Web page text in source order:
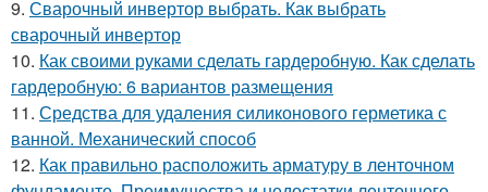
9. Сварочный инвертор выбрать. Как выбрать
сварочный инвертор
10. Как своими руками сделать гардеробную. Как сделать
гардеробную: 6 вариантов размещения
11. Средства для удаления силиконового герметика с
ванной. Механический способ
12. Как правильно расположить арматуру в ленточном